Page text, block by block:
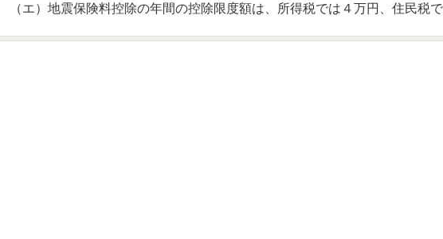
（エ）地震保険料控除の年間の控除限度額は、所得税では４万円、住民税で